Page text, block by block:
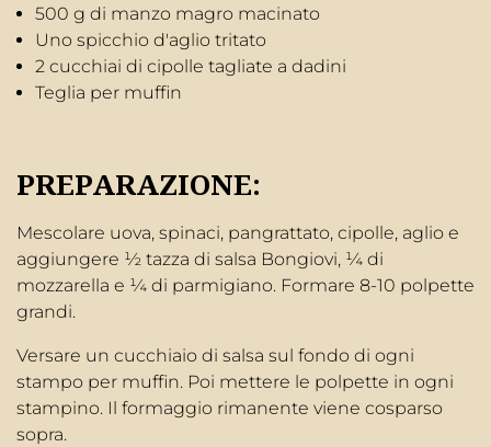
500 g di manzo magro macinato
Uno spicchio d'aglio tritato
2 cucchiai di cipolle tagliate a dadini
Teglia per muffin
PREPARAZIONE:
Mescolare uova, spinaci, pangrattato, cipolle, aglio e
aggiungere ½ tazza di salsa Bongiovi, ¼ di
mozzarella e ¼ di parmigiano. Formare 8-10 polpette
grandi.
Versare un cucchiaio di salsa sul fondo di ogni
stampo per muffin. Poi mettere le polpette in ogni
stampino. Il formaggio rimanente viene cosparso
sopra.